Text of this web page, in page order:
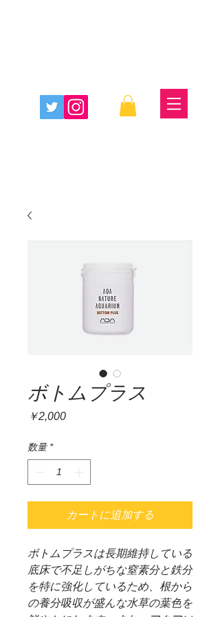
ボトムプラス
￥2,000価
数量 *
カートに追加する
ボトムプラスは長期維持している
底床で不足しがちな窒素分と鉄分
を特に強化しているため、根から
の養分吸収が盛んな水草の葉色を